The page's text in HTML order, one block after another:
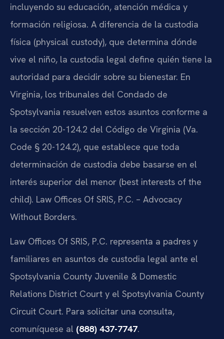
incluyendo su educación, atención médica y
formación religiosa. A diferencia de la custodia
física (physical custody), que determina dónde
vive el niño, la custodia legal define quién tiene la
autoridad para decidir sobre su bienestar. En
Virginia, los tribunales del Condado de
Spotsylvania resuelven estos asuntos conforme a
la sección 20-124.2 del Código de Virginia (Va.
Code § 20-124.2), que establece que toda
determinación de custodia debe basarse en el
interés superior del menor (best interests of the
child). Law Offices Of SRIS, P.C. – Advocacy
Without Borders.
Law Offices Of SRIS, P.C. representa a padres y
familiares en asuntos de custodia legal ante el
Spotsylvania County Juvenile & Domestic
Relations District Court y el Spotsylvania County
Circuit Court. Para solicitar una consulta,
comuníquese al (888) 437-7747.